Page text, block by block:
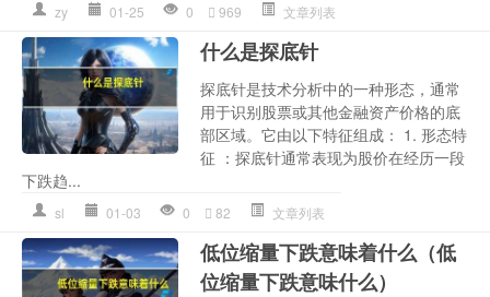
zy 01-25 0 969 文章列表
什么是探底针
探底针是技术分析中的一种形态，通常
用于识别股票或其他金融资产价格的底
部区域。它由以下特征组成： 1. 形态特
征 ：探底针通常表现为股价在经历一段
下跌趋...
sl 01-03 0 82 文章列表
低位缩量下跌意味着什么（低
位缩量下跌意味什么）